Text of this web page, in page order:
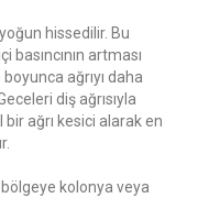
hissedilir. Bu
artması
ağrıyı daha
diş ağrısıyla
bir ağrı kesici alarak en
kolonya veya